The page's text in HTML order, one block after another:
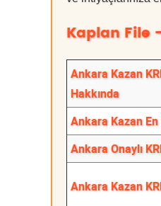
Kaplan File
Ankara Kazan
Hakkında
Ankara Kazan En
Ankara Onaylı
Ankara Kazan